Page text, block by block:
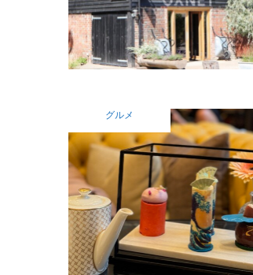
グルメ